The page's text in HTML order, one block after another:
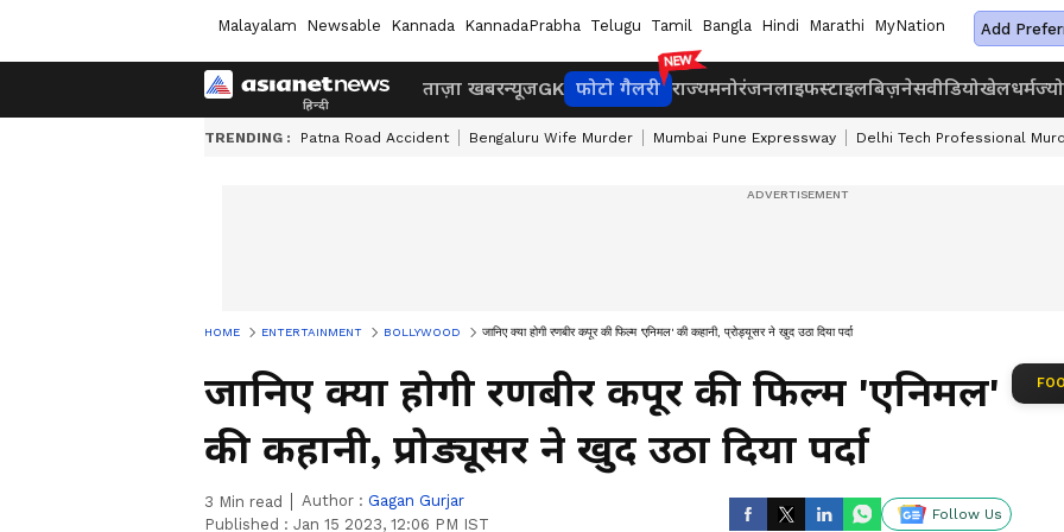
Malayalam Newsable Kannada KannadaPrabha Telugu Tamil Bangla Hindi Marathi MyNation Add
ताज़ा खबरन्यूजGK फोटो गैलरी राज्यमनोरंजनलाइफस्टाइलबिज़नेसवीडियोखेलधर्म
TRENDING : Patna Road Accident Bengaluru Wife Murder Mumbai Pune Expressway Delhi Tech Professional
HOME ENTERTAINMENT BOLLYWOOD जानिए क्या होगी रणबीर कपूर की फिल्म 'एनिमल' की कहानी, प्रोड्यूसर ने खुद उठा दिया पर्दा
जानिए क्या होगी रणबीर कपूर की फिल्म 'एनिमल'
की कहानी, प्रोड्यूसर ने खुद उठा दिया पर्दा
3 Min read Author : Gagan Gurjar
Published : Jan 15 2023, 12:06 PM IST
Follow Us